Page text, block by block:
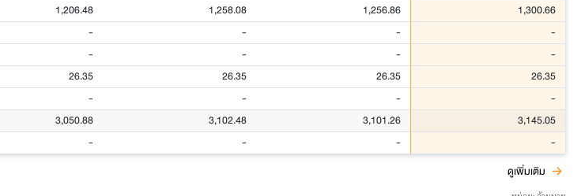
1,206.48 1,258.08 1,256.86 1,300.66
- - - -
- - - -
26.35 26.35 26.35 26.35
- - - -
3,050.88 3,102.48 3,101.26 3,145.05
- - -
-
ดูเพิ่มเติม